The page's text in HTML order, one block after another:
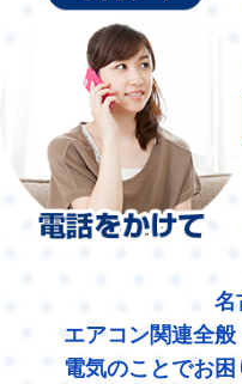
名
エアコン関連全
電気のことでお困